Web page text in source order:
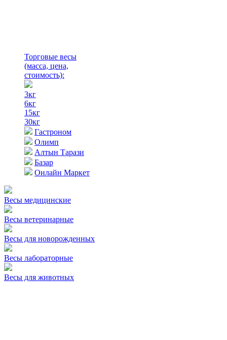
Торговые весы
(масса, цена,
стоимость):
3кг
6кг
15кг
30кг
Гастроном
Олимп
Алтын Тарази
Базар
Онлайн Маркет
Весы медицинские
Весы ветеринарные
Весы для новорожденных
Весы лабораторные
Весы для животных